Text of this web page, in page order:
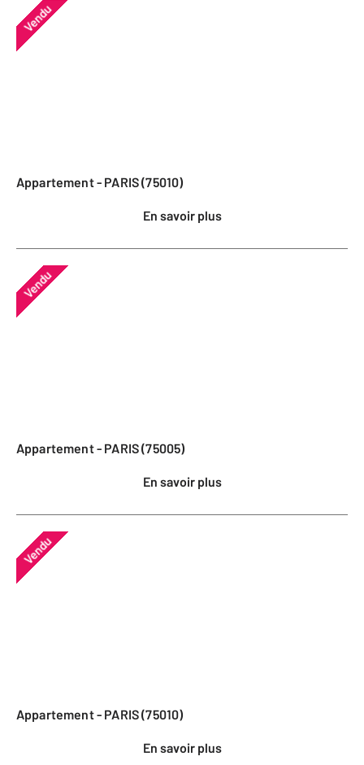
Vendu
Appartement - PARIS (75010)
En savoir plus
Vendu
Appartement - PARIS (75005)
En savoir plus
Vendu
Appartement - PARIS (75010)
En savoir plus